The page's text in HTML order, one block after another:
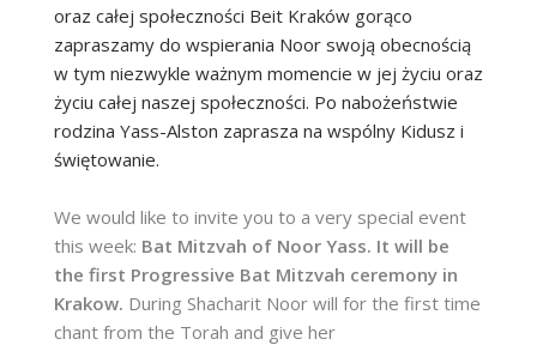
oraz całej społeczności Beit Kraków gorąco
zapraszamy do wspierania Noor swoją obecnością
w tym niezwykle ważnym momencie w jej życiu oraz
życiu całej naszej społeczności. Po nabożeństwie
rodzina Yass-Alston zaprasza na wspólny Kidusz i
świętowanie.
We would like to invite you to a very special event
this week: Bat Mitzvah of Noor Yass. It will be
the first Progressive Bat Mitzvah ceremony in
Krakow. During Shacharit Noor will for the first time
chant from the Torah and give her